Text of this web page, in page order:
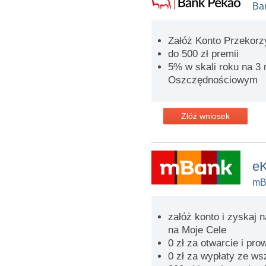
Załóż Konto
do 500 zł premii
5% w skali roku na 3
Oszczędnościowym
Złóż wniosek
załóż konto i zyskaj
na Moje Cele
0 zł za otwarcie i
0 zł za wypłaty ze